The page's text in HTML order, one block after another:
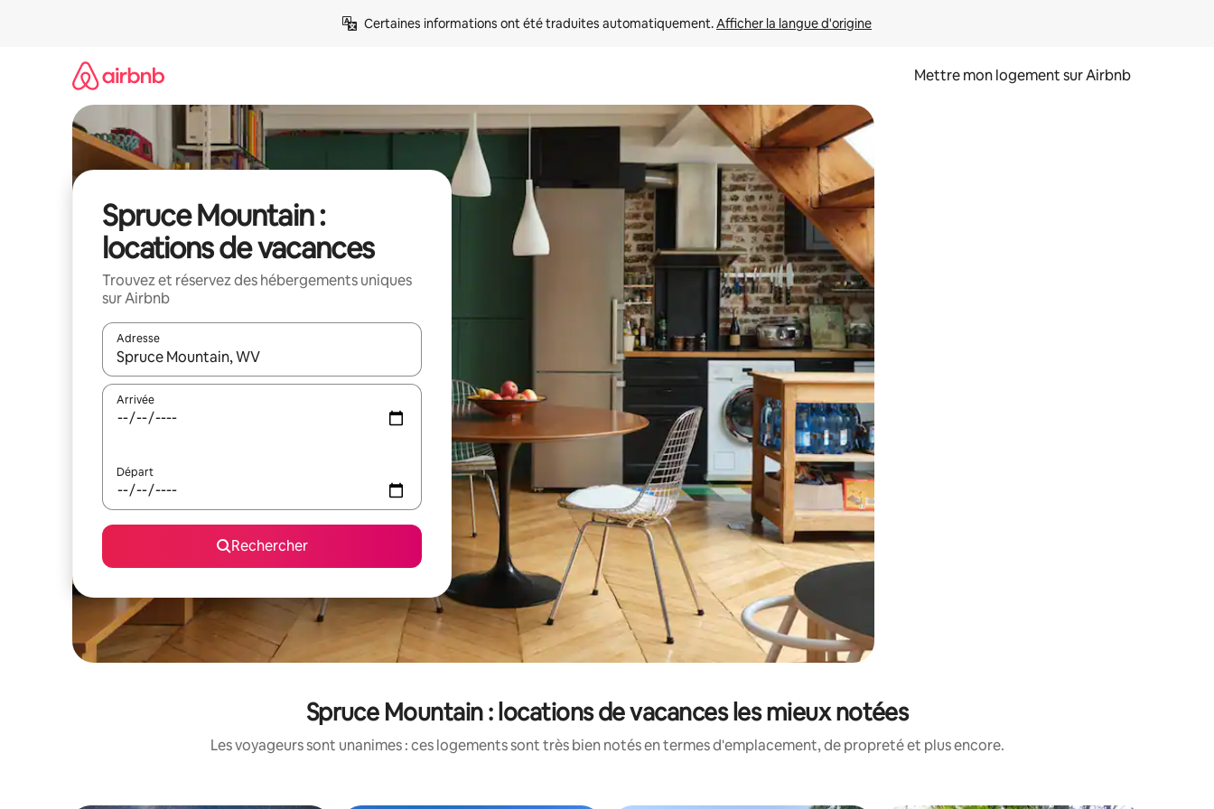
Certaines informations ont été traduites automatiquement. Afficher la langue d'origine
Mettre mon logement sur Airbnb
Spruce Mountain :
locations de vacances
Trouvez et réservez des hébergements uniques
sur Airbnb
Adresse
Lorsque les résultats s'affichent, utilisez les flèches vers le haut et vers le bas pour les parcourir ou en appuyant et en faisant glisser.
Arrivée
Départ
Rechercher
Spruce Mountain : locations de vacances les mieux notées
Les voyageurs sont unanimes : ces logements sont très bien notés en termes d'emplacement, de propreté et plus encore.